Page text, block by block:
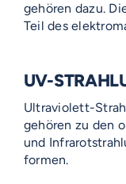
gehören dazu.
Teil des
UV-
Ultraviolett-
gehören zu den
und
formen.